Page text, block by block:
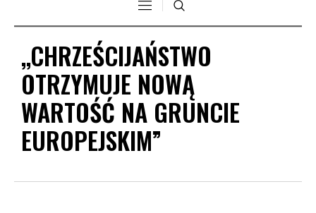
,,CHRZEŚCIJAŃSTWO
OTRZYMUJE NOWĄ
WARTOŚĆ NA GRUNCIE
EUROPEJSKIM”